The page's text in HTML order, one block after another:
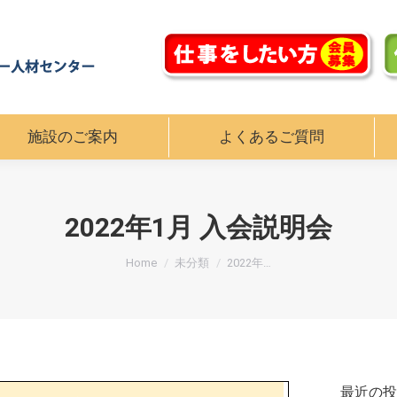
施設のご案内 よくあるご質問
2022年1月 入会説明会
You are here:
Home 未分類 2022年…
最近の